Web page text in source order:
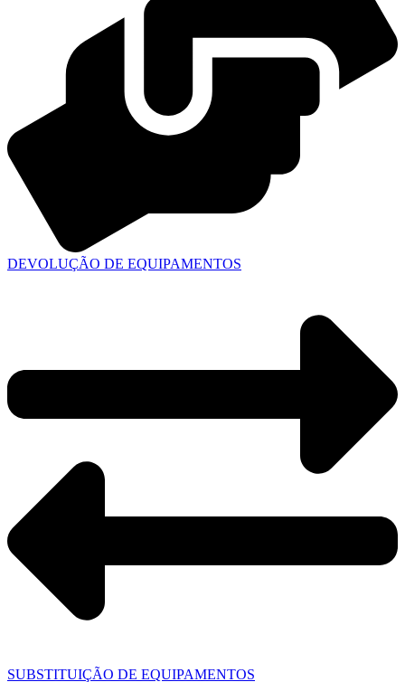
DEVOLUÇÃO DE EQUIPAMENTOS
SUBSTITUIÇÃO DE EQUIPAMENTOS